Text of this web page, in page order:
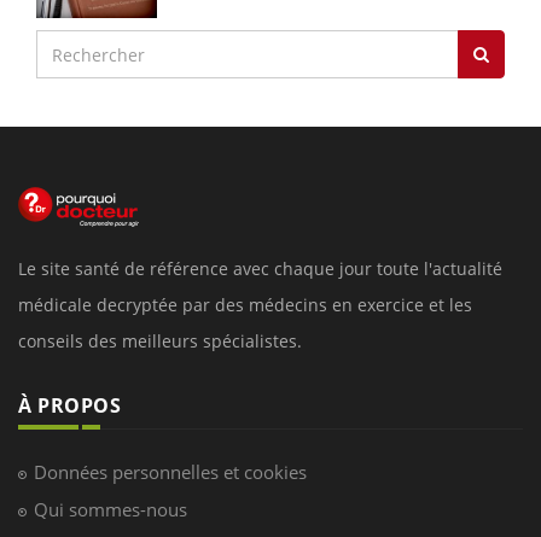
Le site santé de référence avec chaque jour toute l'actualité
médicale decryptée par des médecins en exercice et les
conseils des meilleurs spécialistes.
À PROPOS
Données personnelles et cookies
Qui sommes-nous